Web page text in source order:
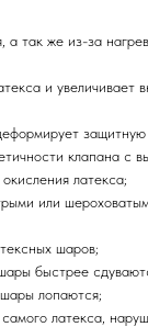
а так же из-за
и увеличивает
клапана с
латекса;
или
шаров;
быстрее
лопаются;
латекса,